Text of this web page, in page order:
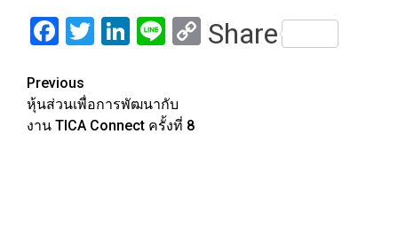
Facebook
Twitter
LinkedIn
LineCopy
Share
Post
navigation
Previous
หุ้นส่วนเพื่อการพัฒนากับ
งาน TICA Connect ครั้งที่ ​8